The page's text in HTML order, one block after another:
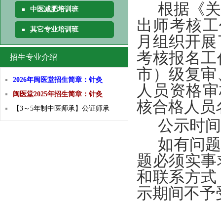
中医减肥培训班
其它专业培训班
招生专业介绍
2026年闽医堂招生简章：针灸
闽医堂2025年招生简章：针灸
【3～5年制中医师承】公证师承
根据《
出师考核
月组织开展
考核报名
市）级复
人员资格
核合格人员
公示时
如有问
题必须实
和联系方
示期间不予